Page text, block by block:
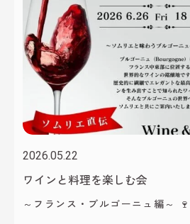
2026.05.22
ワインと料理を楽しむ会
～フランス・ブルゴーニュ編～